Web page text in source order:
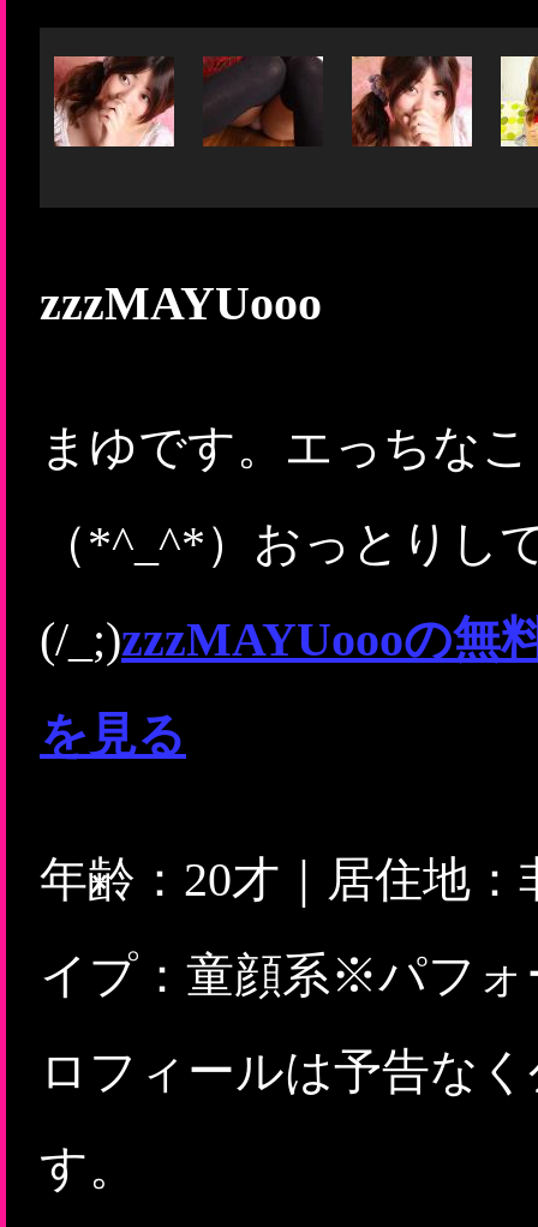
zzzMAYUooo
まゆです。エっちな
（*^_^*）おっとりし
(/_;)zzzMAYUoooの無
を見る
年齢：20才｜居住地
イプ：童顔系※パフォ
ロフィールは予告な
す。